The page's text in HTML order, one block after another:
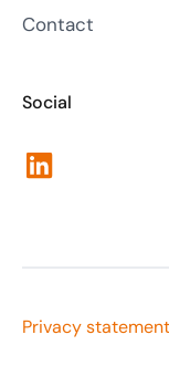
Contact
Social
LinkedIn
Privacy statement